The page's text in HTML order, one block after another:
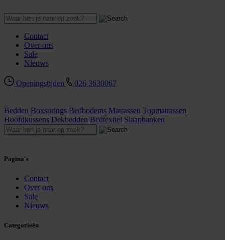
Contact
Over ons
Sale
Nieuws
Openingstijden 026 3630067
Bedden Boxsprings Bedbodems Matrassen Topmatrassen
Hoofdkussens Dekbedden Bedtextiel Slaapbanken
Pagina's
Contact
Over ons
Sale
Nieuws
Categorieën